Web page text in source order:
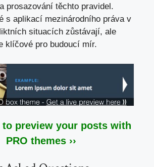
prosazování těchto pravidel.
s aplikací mezinárodního práva v
situacích zůstávají, ale
klíčové pro budoucí mír.
to preview your posts with
PRO themes ››